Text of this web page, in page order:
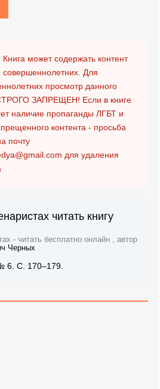
может содержать контент
совершеннолетних. Для
просмотр данного
ЗАПРЕЩЕН! Если в книге
наличие пропаганды ЛГБТ и
контента - просьба
почту
для удаления
читать книгу
- читать бесплатно онлайн , автор
Черных
6. С. 170–179.